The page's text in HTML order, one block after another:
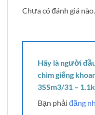
Chưa có đánh giá nào.
Hãy là người
chìm giếng
3SSm3/31 –
Bạn phải đăng